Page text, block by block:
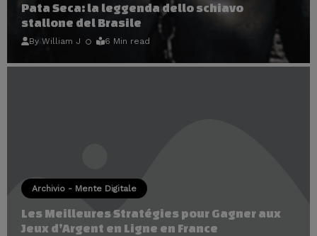
Pata Seca: la leggenda dello schiavo
stallone del Brasile
By William J 6 Min read
Archivio - Mente Digitale
Les Meilleures Stratégies pour Gagner aux
Jeux d’Argent en Ligne en France